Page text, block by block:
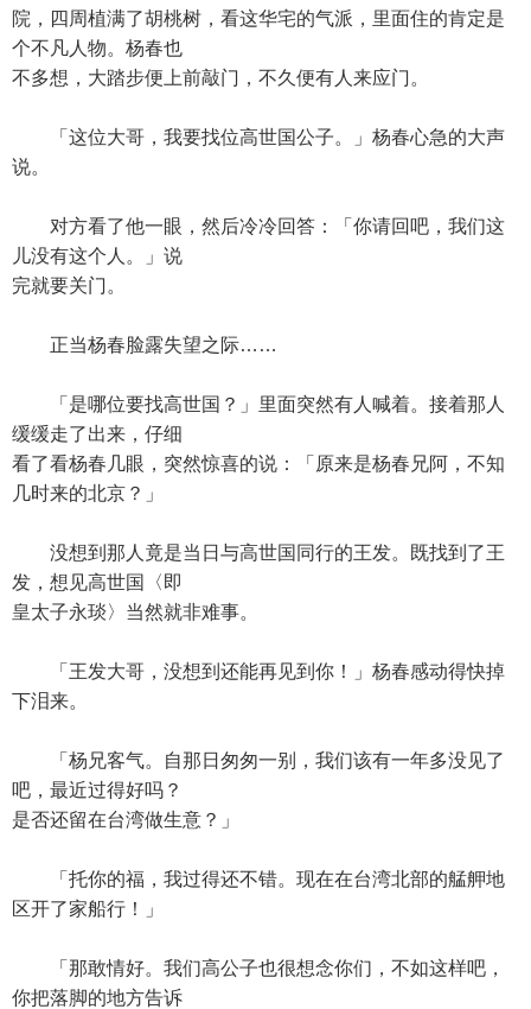
院，四周植满了胡桃树，看这华宅的气派，里面住的肯定是
个不凡人物。杨春也
不多想，大踏步便上前敲门，不久便有人来应门。
「这位大哥，我要找位高世国公子。」杨春心急的大声
说。
对方看了他一眼，然后冷冷回答：「你请回吧，我们这
儿没有这个人。」说
完就要关门。
正当杨春脸露失望之际……
「是哪位要找高世国？」里面突然有人喊着。接着那人
缓缓走了出来，仔细
看了看杨春几眼，突然惊喜的说：「原来是杨春兄阿，不知
几时来的北京？」
没想到那人竟是当日与高世国同行的王发。既找到了王
发，想见高世国〈即
皇太子永琰〉当然就非难事。
「王发大哥，没想到还能再见到你！」杨春感动得快掉
下泪来。
「杨兄客气。自那日匆匆一别，我们该有一年多没见了
吧，最近过得好吗？
是否还留在台湾做生意？」
「托你的福，我过得还不错。现在在台湾北部的艋舺地
区开了家船行！」
「那敢情好。我们高公子也很想念你们，不如这样吧，
你把落脚的地方告诉